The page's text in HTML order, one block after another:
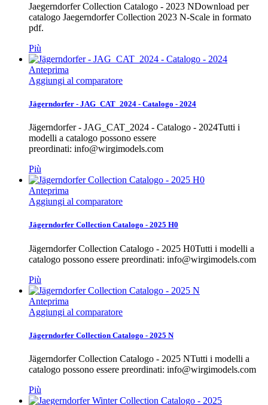
Jaegerndorfer Collection Catalogo - 2023 NDownload per
catalogo Jaegerndorfer Collection 2023 N-Scale in formato
pdf.
Più
Anteprima
Aggiungi al comparatore
Jägerndorfer - JAG_CAT_2024 - Catalogo - 2024
Jägerndorfer - JAG_CAT_2024 - Catalogo - 2024Tutti i
modelli a catalogo possono essere
preordinati: info@wirgimodels.com
Più
Anteprima
Aggiungi al comparatore
Jägerndorfer Collection Catalogo - 2025 H0
Jägerndorfer Collection Catalogo - 2025 H0Tutti i modelli a
catalogo possono essere preordinati: info@wirgimodels.com
Più
Anteprima
Aggiungi al comparatore
Jägerndorfer Collection Catalogo - 2025 N
Jägerndorfer Collection Catalogo - 2025 NTutti i modelli a
catalogo possono essere preordinati: info@wirgimodels.com
Più